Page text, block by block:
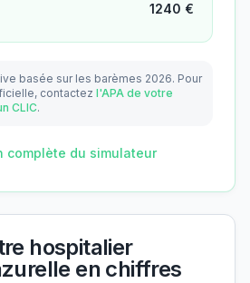
1240 €
basée sur les barèmes 2026. Pour
contactez l'APA de votre
CLIC.
complète du simulateur
hospitalier
en chiffres